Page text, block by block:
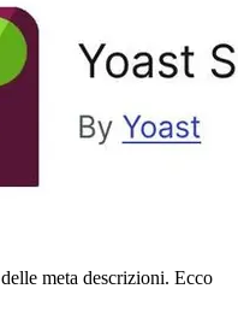
meta descrizioni. Ecco